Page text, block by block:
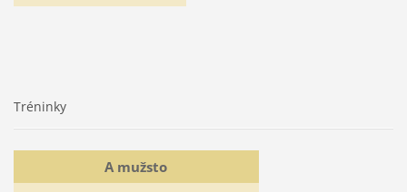
Tréninky
A mužsto